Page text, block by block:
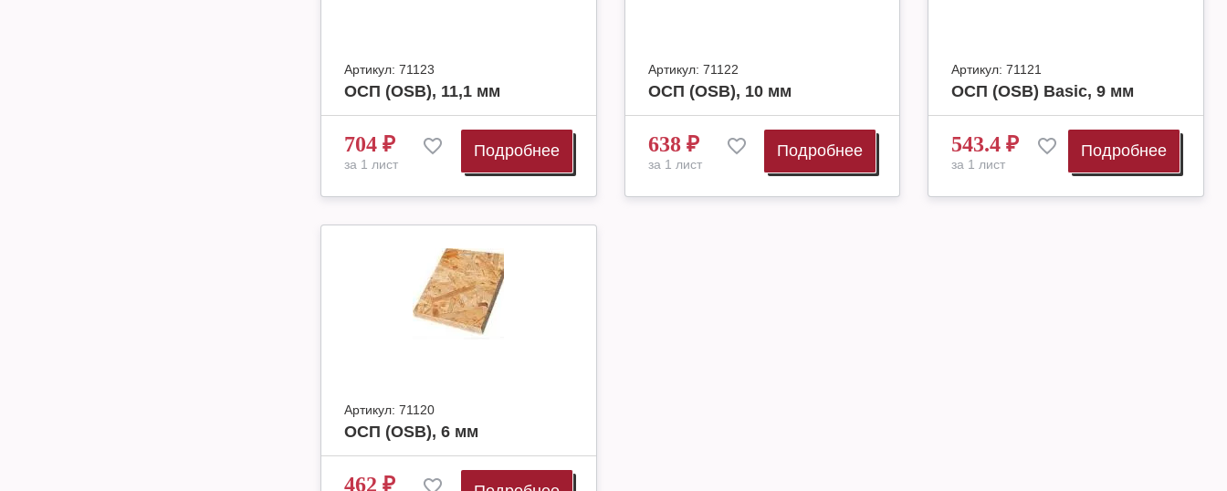
Артикул: 71123
ОСП (OSB), 11,1 мм
704 ₽
за 1 лист
Подробнее
Артикул: 71122
ОСП (OSB), 10 мм
638₽
за 1 лист
Подробнее
Артикул: 71121
ОСП (OSB) Basic, 9 мм
543.4 ₽
за 1 лист
Подробнее
Артикул: 71120
ОСП (OSB), 6 мм
462 ₽